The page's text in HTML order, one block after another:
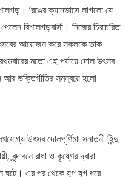
‘রঙের ক্যানভাসে লাগলো যে
বিশালগড়বাসী। নিজের চিরাচরিত
আয়োজন করে সকলকে তাক
মতো এই পর্যায়ে দোল উৎসব
ভক্তিগীতির সমন্বয়ে হলো
উৎসব দোলপূর্ণিমা৷ সনাতনী হিন্দু
বৃন্দাবনে রাধা ও কৃষ্ণের দ্বারা
ঘটে। এর পর থেকে যুগ যুগ ধরে